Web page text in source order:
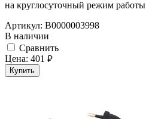
на круглосуточный режим работы
Артикул: В0000003998
В наличии
Cравнить
Цена: 401 руб.
Купить